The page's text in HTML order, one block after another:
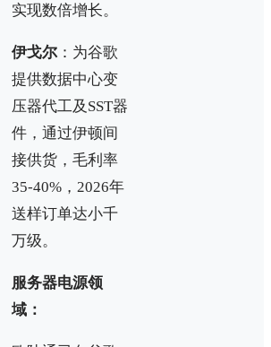
实现数倍增长。
伊戈尔 ：为谷歌
提供数据中心变
压器代工及SST器
件，通过伊顿间
接供货，毛利率
35-40%，2026年
送样订单达小千
万级。
服务器电源领
域：